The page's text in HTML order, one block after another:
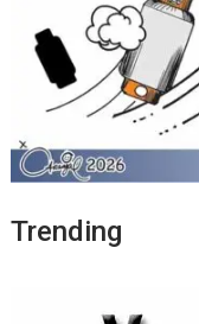
Trending